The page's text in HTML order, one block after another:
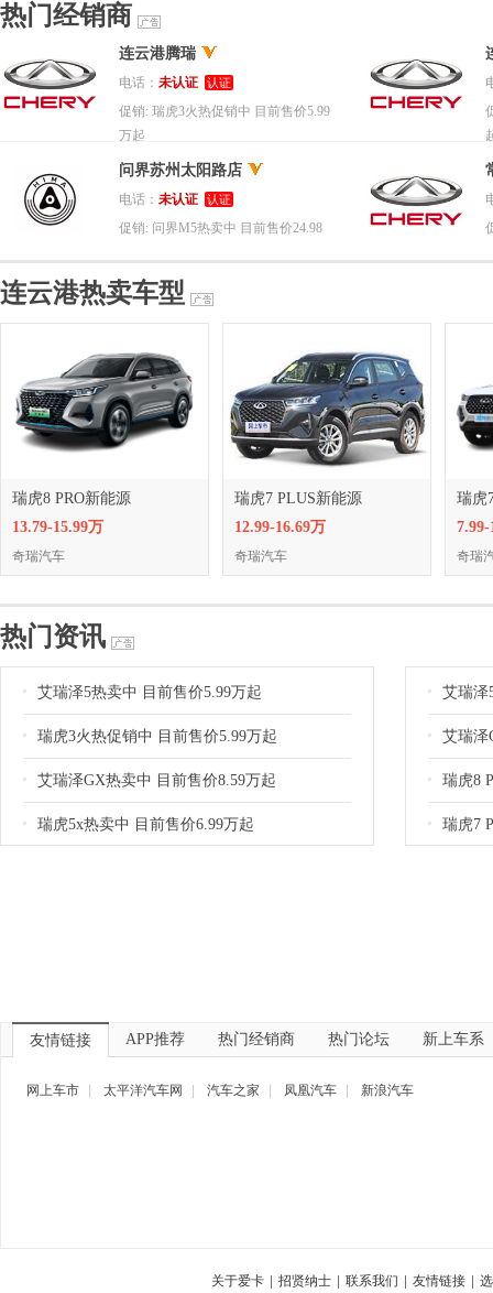
热门经销商
连云港腾瑞
电话： 未认证 认证
促销: 瑞虎3火热促销中 目前售价5.99
万起
问界苏州太阳路店
电话： 未认证 认证
促销: 问界M5热卖中 目前售价24.98
连云港热卖车型
瑞虎8 PRO新能源
13.79-15.99万
奇瑞汽车
瑞虎7 PLUS新能源
12.99-16.69万
奇瑞汽车
瑞虎
7.99-
奇瑞
热门资讯
艾瑞泽5热卖中 目前售价5.99万起
瑞虎3火热促销中 目前售价5.99万起
艾瑞泽GX热卖中 目前售价8.59万起
瑞虎5x热卖中 目前售价6.99万起
艾瑞泽
艾瑞泽
瑞虎8
瑞虎7
友情链接 APP推荐 热门经销商 热门论坛 新上车系
网上车市 太平洋汽车网 汽车之家 凤凰汽车 新浪汽车
关于爱卡 招贤纳士 联系我们 友情链接